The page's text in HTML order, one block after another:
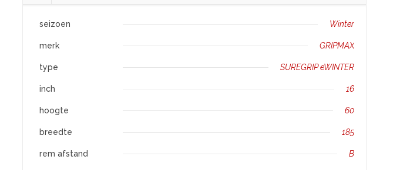
seizoen Winter
merk GRIPMAX
type SUREGRIP eWINTER
inch 16
hoogte 60
breedte 185
rem afstand B